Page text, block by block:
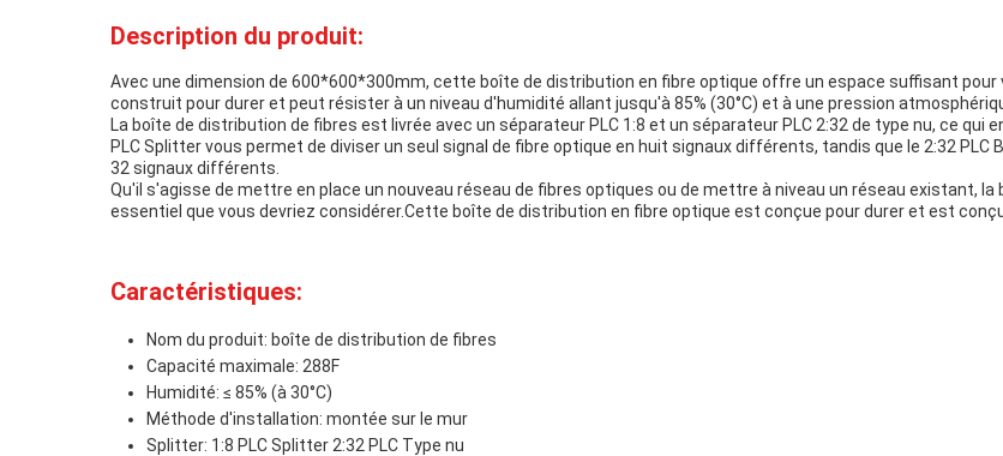
Description du produit:
Avec une dimension de 600*600*300mm, cette boîte de distribution en fibre optique offre un espace suffisant
construit pour durer et peut résister à un niveau d'humidité allant jusqu'à 85% (30°C) et à une pression
La boîte de distribution de fibres est livrée avec un séparateur PLC 1:8 et un séparateur PLC 2:32 de type nu, ce qui
PLC Splitter vous permet de diviser un seul signal de fibre optique en huit signaux différents, tandis que le 2:32
32 signaux différents.
Qu'il s'agisse de mettre en place un nouveau réseau de fibres optiques ou de mettre à niveau un réseau existant,
essentiel que vous devriez considérer.Cette boîte de distribution en fibre optique est conçue pour durer et est
Caractéristiques:
Nom du produit: boîte de distribution de fibres
Capacité maximale: 288F
Humidité: ≤ 85% (à 30°C)
Méthode d'installation: montée sur le mur
Splitter: 1:8 PLC Splitter 2:32 PLC Type nu